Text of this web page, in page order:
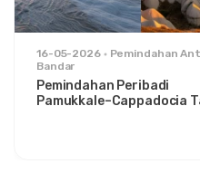
16-05-2026
Pemindahan
Bandar
Pemindahan Peribadi
Pamukkale–Cappadocia